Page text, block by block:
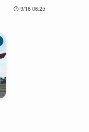
9/16 06:25